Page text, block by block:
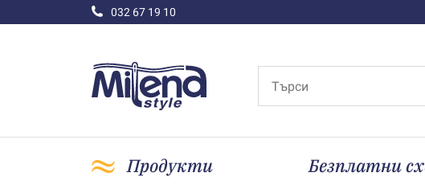
032 67 19 10
Продукти Безплатни